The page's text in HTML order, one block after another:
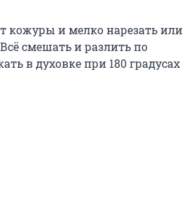
кожуры и мелко нарезать или
смешать и разлить по
в духовке при 180 градусах